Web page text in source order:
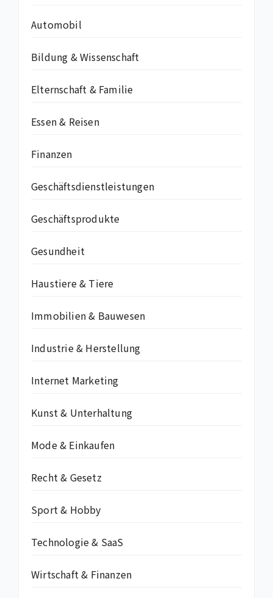
Automobil
Bildung & Wissenschaft
Elternschaft & Familie
Essen & Reisen
Finanzen
Geschäftsdienstleistungen
Geschäftsprodukte
Gesundheit
Haustiere & Tiere
Immobilien & Bauwesen
Industrie & Herstellung
Internet Marketing
Kunst & Unterhaltung
Mode & Einkaufen
Recht & Gesetz
Sport & Hobby
Technologie & SaaS
Wirtschaft & Finanzen